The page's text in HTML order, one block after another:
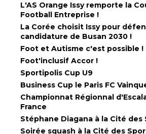
L'AS Orange Issy remporte la
Football Entreprise !
La Corée choisit Issy pour
candidature de Busan 2030 !
Foot et Autisme c'est possible !
Foot'inclusif Accor !
Sportipolis Cup U9
Business Cup le Paris FC
Championnat Régionnal
France
Stéphane Diagana à la Cité des
Soirée squash à la Cité des